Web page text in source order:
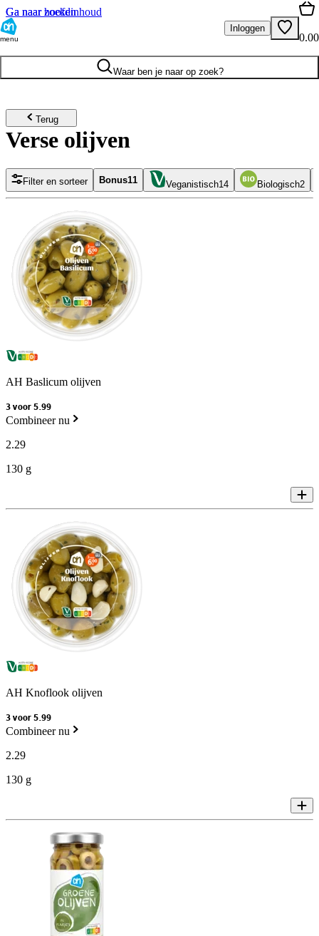
Ga naar hoofdinhoud
Ga naar zoeken
menu
Inloggen
0.00
Waar ben je naar op zoek?
Terug
Verse olijven
Filter en sorteer Bonus11 Veganistisch14 Biologisch2
AH Baslicum olijven
3 voor 5.99
Combineer nu
2.29
130 g
AH Knoflook olijven
3 voor 5.99
Combineer nu
2.29
130 g